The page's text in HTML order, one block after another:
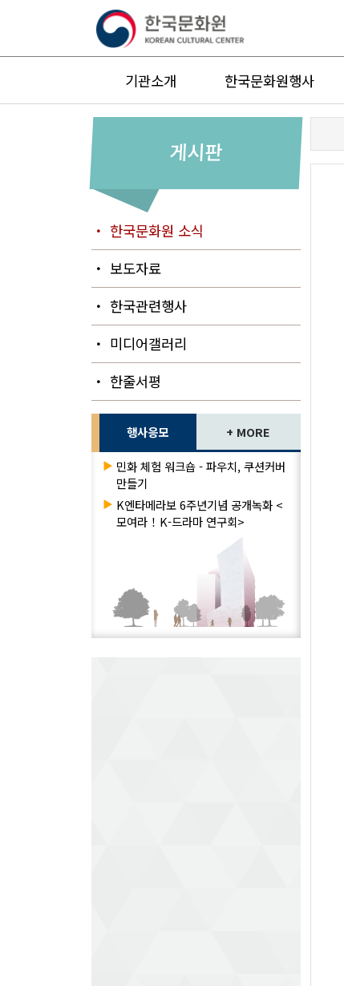
기관소개 한국문화원행사
게시판
・ 한국문화원 소식
・ 보도자료
・ 한국관련행사
・ 미디어갤러리
・ 한줄서평
행사응모 + MORE
▶ 민화 체험 워크숍 - 파우치, 쿠션커버
만들기
▶ K엔타메라보 6주년기념 공개녹화 <
모여라！K-드라마 연구회>